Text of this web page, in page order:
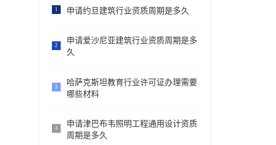
1 申请约旦建筑行业资质周期是多久
2
申请爱沙尼亚建筑行业资质周期是多
久
3
哈萨克斯坦教育行业许可证办理需要
哪些材料
4
申请津巴布韦照明工程通用设计资质
周期是多久